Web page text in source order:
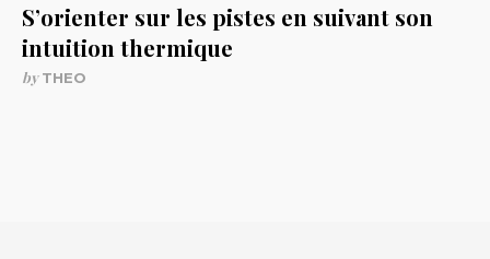
S’orienter sur les pistes en suivant son
intuition thermique
byTHEO